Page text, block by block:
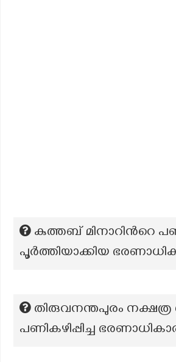
കുത്തബ് മിനാറിന്‍റെ
പൂർത്തിയാക്കിയ
തിരുവനന്തപുരം നക്ഷത്ര
പണികഴിപ്പിച്ച